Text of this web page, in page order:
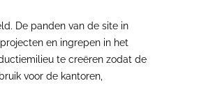
De panden van de site in
en ingrepen in het
te creëren zodat de
voor de kantoren,